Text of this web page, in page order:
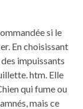
si le
En choisissant
impuissants
htm. Elle
qui fume ou
mais ce